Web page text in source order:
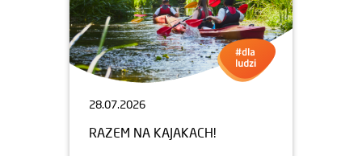
28.07.2026
RAZEM NA KAJAKACH!